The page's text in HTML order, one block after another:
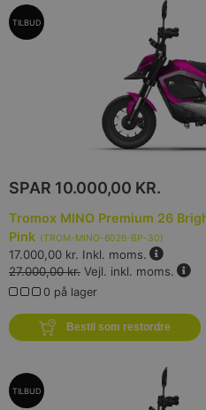
TILBUD
SPAR 10.000,00 KR.
Tromox MINO Premium 26
Pink (TROM-MINO-6026-BP-30)
17.000,00 kr. Inkl. moms.
27.000,00 kr. Vejl. inkl. moms.
0 på lager
Bestil som restordre
TILBUD